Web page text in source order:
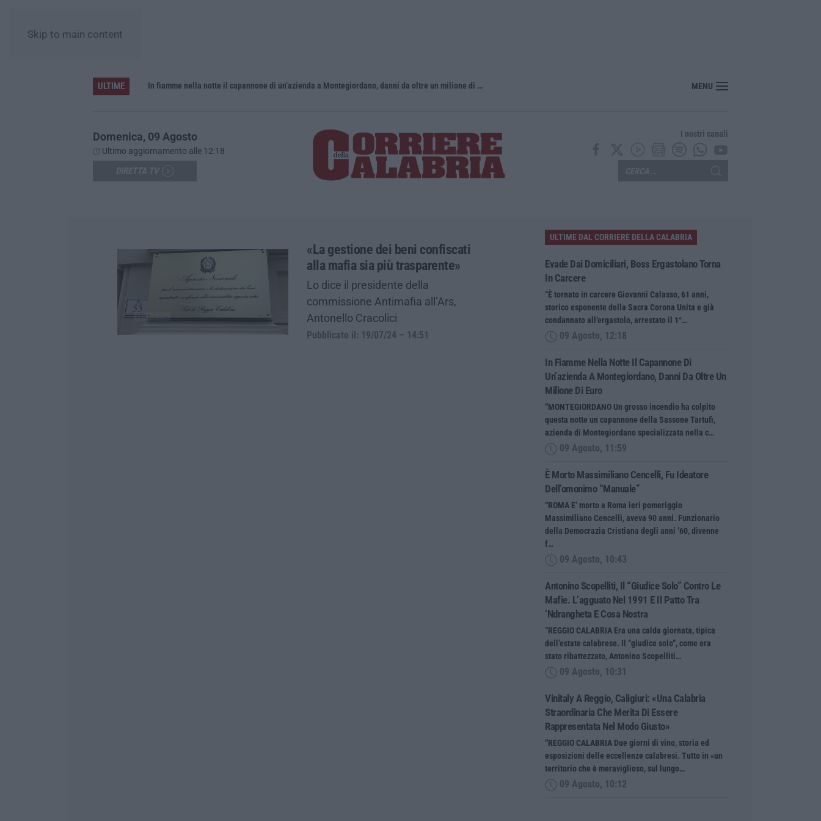
Skip to main content
ULTIME In fiamme nella notte il capannone di un’azienda a Montegiordano, danni da oltre un milione di euro È morto Massimiliano Cencelli, fu ideatore dell’omonimo “manuale”
MENU
Domenica, 09 Agosto
Ultimo aggiornamento alle 12:18
I nostri canali
«La gestione dei beni confiscati
alla mafia sia più trasparente»
Lo dice il presidente della
commissione Antimafia all’Ars,
Antonello Cracolici
Pubblicato il: 19/07/24 – 14:51
ULTIME DAL CORRIERE DELLA CALABRIA
Evade Dai Domiciliari, Boss Ergastolano Torna
In Carcere
“È tornato in carcere Giovanni Calasso, 61 anni,
storico esponente della Sacra Corona Unita e già
condannato all’ergastolo, arrestato il 1°…
09 Agosto, 12:18
In Fiamme Nella Notte Il Capannone Di
Un’azienda A Montegiordano, Danni Da Oltre Un
Milione Di Euro
“MONTEGIORDANO Un grosso incendio ha colpito
questa notte un capannone della Sassone Tartufi,
azienda di Montegiordano specializzata nella c…
09 Agosto, 11:59
È Morto Massimiliano Cencelli, Fu Ideatore
Dell’omonimo “manuale”
“ROMA E’ morto a Roma ieri pomeriggio
Massimiliano Cencelli, aveva 90 anni. Funzionario
della Democrazia Cristiana degli anni ’60, divenne
f…
09 Agosto, 10:43
Antonino Scopelliti, Il “giudice Solo” Contro Le
Mafie. L’agguato Nel 1991 E Il Patto Tra
‘ndrangheta E Cosa Nostra
“REGGIO CALABRIA Era una calda giornata, tipica
dell’estate calabrese. Il “giudice solo”, come era
stato ribattezzato, Antonino Scopelliti…
09 Agosto, 10:31
Vinitaly A Reggio, Caligiuri: «Una Calabria
Straordinaria Che Merita Di Essere
Rappresentata Nel Modo Giusto»
“REGGIO CALABRIA Due giorni di vino, storia ed
esposizioni delle eccellenze calabresi. Tutto in «un
territorio che è meraviglioso, sul lungo…
09 Agosto, 10:12